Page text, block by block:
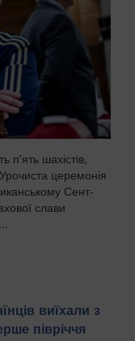
п'ять шахістів,
церемонія
Сент-
слави
виїхали з
півріччя